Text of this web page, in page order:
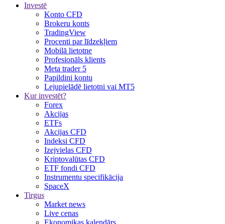
Investē
Konto CFD
Brokeru konts
TradingView
Procenti par līdzekļiem
Mobilā lietotne
Profesionāls klients
Meta trader 5
Papildini kontu
Lejupielādē lietotni vai MT5
Kur investēt?
Forex
Akcijas
ETFs
Akcijas CFD
Indeksi CFD
Izejvielas CFD
Kriptovalūtas CFD
ETF fondi CFD
Instrumentu specifikācija
SpaceX
Tirgus
Market news
Live cenas
Ekonomikas kalendārs